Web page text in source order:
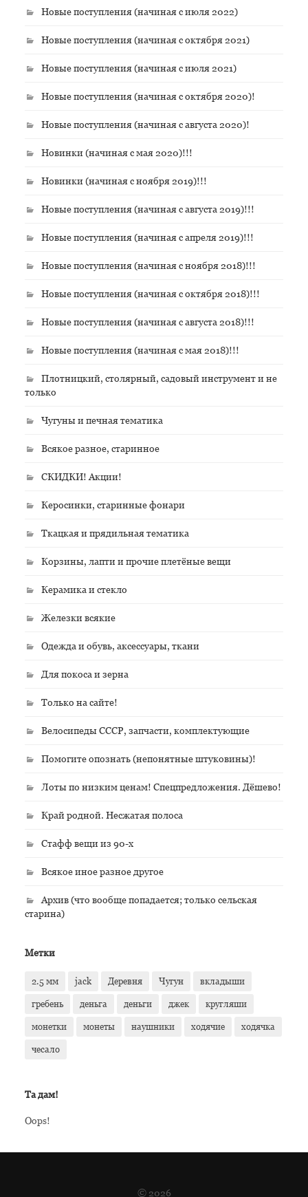
Новые поступления (начиная с июля 2022)
Новые поступления (начиная с октября 2021)
Новые поступления (начиная с июля 2021)
Новые поступления (начиная с октября 2020)!
Новые поступления (начиная с августа 2020)!
Новинки (начиная с мая 2020)!!!
Новинки (начиная с ноября 2019)!!!
Новые поступления (начиная с августа 2019)!!!
Новые поступления (начиная с апреля 2019)!!!
Новые поступления (начиная с ноября 2018)!!!
Новые поступления (начиная с октября 2018)!!!
Новые поступления (начиная с августа 2018)!!!
Новые поступления (начиная с мая 2018)!!!
Плотницкий, столярный, садовый инструмент и не
только
Чугуны и печная тематика
Всякое разное, старинное
СКИДКИ! Акции!
Керосинки, старинные фонари
Ткацкая и прядильная тематика
Корзины, лапти и прочие плетёные вещи
Керамика и стекло
Железки всякие
Одежда и обувь, аксессуары, ткани
Для покоса и зерна
Только на сайте!
Велосипеды СССР, запчасти, комплектующие
Помогите опознать (непонятные штуковины)!
Лоты по низким ценам! Спецпредложения. Дёшево!
Край родной. Несжатая полоса
Стафф вещи из 90-х
Всякое иное разное другое
Архив (что вообще попадается; только сельская
старина)
Метки
2.5 мм jack Деревня Чугун вкладыши
гребень деньга деньги джек кругляши
монетки монеты наушники ходячие ходячка
чесало
Та дам!
Oops!
© 2026